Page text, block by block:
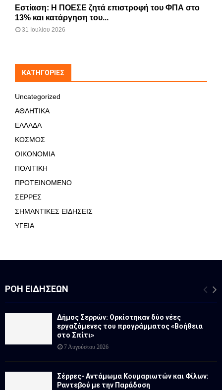
Εστίαση: Η ΠΟΕΣΕ ζητά επιστροφή του ΦΠΑ στο
13% και κατάργηση του...
31 Ιουλίου 2026
KΑΤΗΓΟΡΊΕΣ
Uncategorized
ΑΘΛΗΤΙΚΑ
ΕΛΛΑΔΑ
ΚΟΣΜΟΣ
ΟΙΚΟΝΟΜΙΑ
ΠΟΛΙΤΙΚΗ
ΠΡΟΤΕΙΝΟΜΕΝΟ
ΣΕΡΡΕΣ
ΣΗΜΑΝΤΙΚΕΣ ΕΙΔΗΣΕΙΣ
ΥΓΕΙΑ
ΡΟΉ ΕΙΔΉΣΕΩΝ
Δήμος Σερρών: Ορκίστηκαν δύο νέες
εργαζόμενες του προγράμματος «Βοήθεια
στο Σπίτι»
7 Αυγούστου 2026
Σέρρες- Αντάμωμα Κουμαριωτών και Φίλων:
Ραντεβού με την Παράδοση